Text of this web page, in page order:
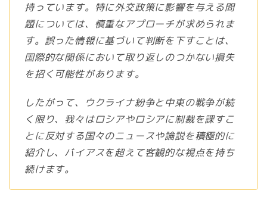
持っています。特に外交政策に影響を与える問
題については、慎重なアプローチが求められま
す。誤った情報に基づいて判断を下すことは、
国際的な関係において取り返しのつかない損失
を招く可能性があります。
したがって、ウクライナ紛争と中東の戦争が続
く限り、我々はロシアやロシアに制裁を課すこ
とに反対する国々のニュースや論説を積極的に
紹介し、バイアスを超えて客観的な視点を持ち
続けます。